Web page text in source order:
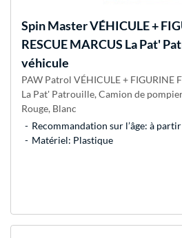
Spin MasterVÉHICULE +
RESCUE MARCUS La Pat'
véhicule
PAW Patrol VÉHICULE + FIGURINE
La Pat' Patrouille, Camion de
Rouge, Blanc
Recommandation sur l’âge: à
Matériel: Plastique